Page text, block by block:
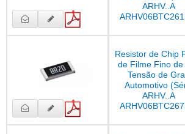
ARHV..A
Resistor de Chip
de Filme Fino de
Tensão de
Automotivo
ARHV..A